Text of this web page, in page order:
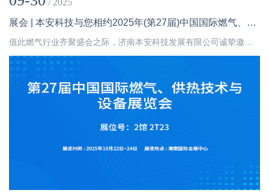
/ 2025
展会 | 本安科技与您相约2025年(第27届)中国国际燃气、供热技术与设备展览会